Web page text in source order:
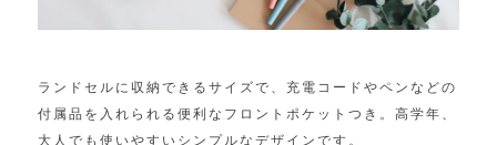
ランドセルに収納できるサイズで、充電コードやペンなどの
付属品を入れられる便利なフロントポケットつき。高学年、
大人でも使いやすいシンプルなデザインです。